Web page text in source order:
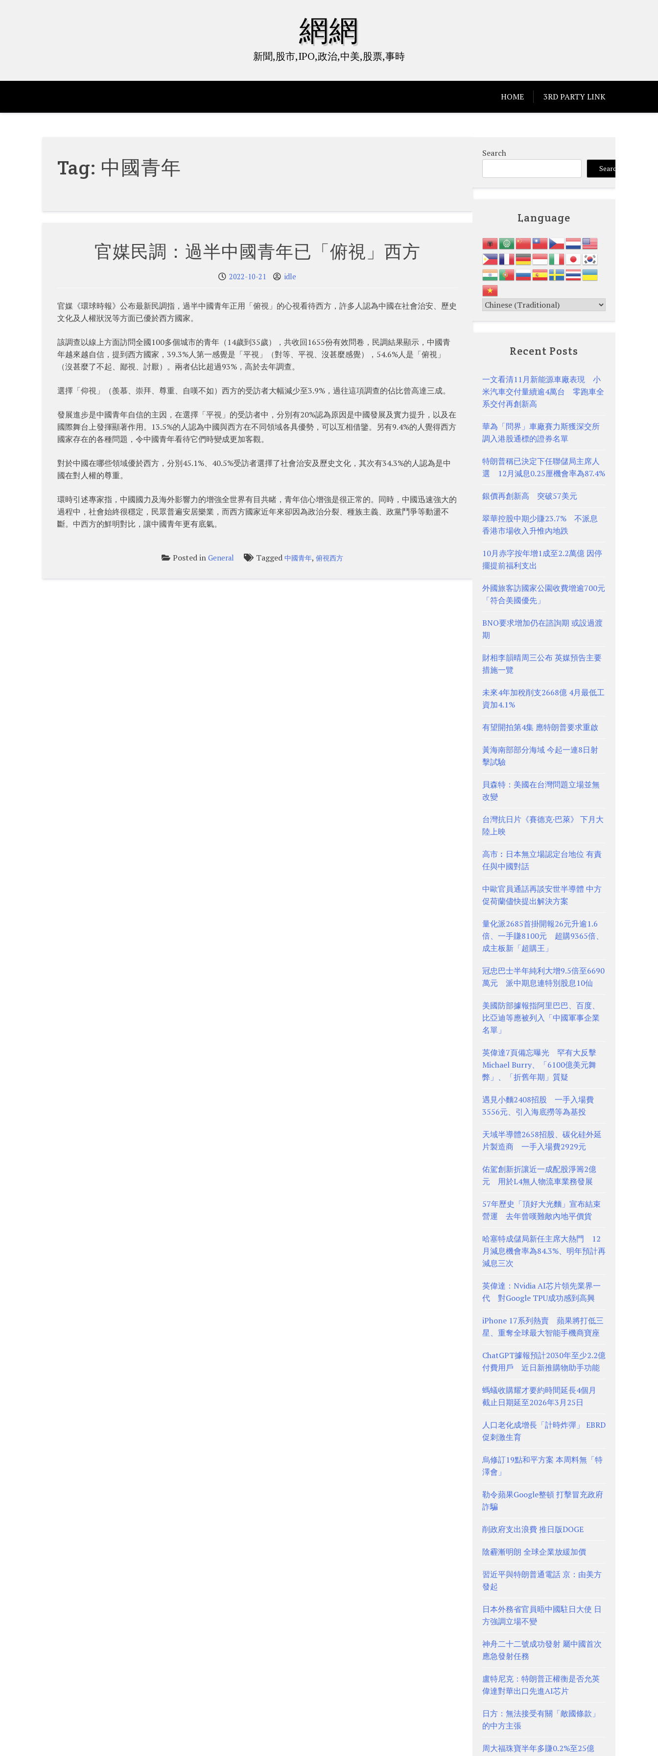
網網
新聞,股市,IPO,政治,中美,股票,事時
HOME 3RD PARTY LINK
Tag: 中國青年
官媒民調：過半中國青年已「俯視」西方
2022-10-21 idle
官媒《環球時報》公布最新民調指，過半中國青年正用「俯視」的心視看待西方，許多人認為中國在社會治安、歷史
文化及人權狀況等方面已優於西方國家。
該調查以線上方面訪問全國100多個城市的青年（14歲到35歲），共收回1655份有效問卷，民調結果顯示，中國青
年越來越自信，提到西方國家，39.3%人第一感覺是「平視」（對等、平視、沒甚麼感覺），54.6%人是「俯視」
（沒甚麼了不起、鄙視、討厭）。兩者佔比超過93%，高於去年調查。
選擇「仰視」（羨慕、崇拜、尊重、自嘆不如）西方的受訪者大幅減少至3.9%，過往這項調查的佔比曾高達三成。
發展進步是中國青年自信的主因，在選擇「平視」的受訪者中，分別有20%認為原因是中國發展及實力提升，以及在
國際舞台上發揮顯著作用。13.5%的人認為中國與西方在不同領域各具優勢，可以互相借鑒。另有9.4%的人覺得西方
國家存在的各種問題，令中國青年看待它們時變成更加客觀。
對於中國在哪些領域優於西方，分別45.1%、40.5%受訪者選擇了社會治安及歷史文化，其次有34.3%的人認為是中
國在對人權的尊重。
環時引述專家指，中國國力及海外影響力的增強全世界有目共睹，青年信心增強是很正常的。同時，中國迅速強大的
過程中，社會始終很穩定，民眾普遍安居樂業，而西方國家近年來卻因為政治分裂、種族主義、政黨鬥爭等動盪不
斷。中西方的鮮明對比，讓中國青年更有底氣。
Posted inGeneral Tagged中國青年,俯視西方
Search
Search
Language
Recent Posts
一文看清11月新能源車廠表現 小
米汽車交付量續逾4萬台 零跑車全
系交付再創新高
華為「問界」車廠賽力斯獲深交所
調入港股通標的證券名單
特朗普稱已決定下任聯儲局主席人
選 12月減息0.25厘機會率為87.4%
銀價再創新高 突破57美元
翠華控股中期少賺23.7% 不派息
香港市場收入升惟內地跌
10月赤字按年增1成至2.2萬億 因停
擺提前福利支出
外國旅客訪國家公園收費增逾700元
「符合美國優先」
BNO要求增加仍在諮詢期 或設過渡
期
財相李韻晴周三公布 英媒預告主要
措施一覽
未來4年加稅削支2668億 4月最低工
資加4.1%
有望開拍第4集 應特朗普要求重啟
黃海南部部分海域 今起一連8日射
擊試驗
貝森特：美國在台灣問題立場並無
改變
台灣抗日片《賽德克·巴萊》 下月大
陸上映
高市︰日本無立場認定台地位 有責
任與中國對話
中歐官員通話再談安世半導體 中方
促荷蘭儘快提出解決方案
量化派2685首掛開報26元升逾1.6
倍、一手賺8100元 超購9365倍、
成主板新「超購王」
冠忠巴士半年純利大增9.5倍至6690
萬元 派中期息連特別股息10仙
美國防部據報指阿里巴巴、百度、
比亞迪等應被列入「中國軍事企業
名單」
英偉達7頁備忘曝光 罕有大反擊
Michael Burry、「6100億美元舞
弊」、「折舊年期」質疑
遇見小麵2408招股 一手入場費
3556元、引入海底撈等為基投
天域半導體2658招股、碳化硅外延
片製造商 一手入場費2929元
佑駕創新折讓近一成配股淨籌2億
元 用於L4無人物流車業務發展
57年歷史「頂好大光麵」宣布結束
營運 去年曾嘆難敵內地平價貨
哈塞特成儲局新任主席大熱門 12
月減息機會率為84.3%、明年預計再
減息三次
英偉達：Nvidia AI芯片領先業界一
代 對Google TPU成功感到高興
iPhone 17系列熱賣 蘋果將打低三
星、重奪全球最大智能手機商寶座
ChatGPT據報預計2030年至少2.2億
付費用戶 近日新推購物助手功能
螞蟻收購耀才要約時間延長4個月
截止日期延至2026年3月25日
人口老化成增長「計時炸彈」 EBRD
促刺激生育
烏修訂19點和平方案 本周料無「特
澤會」
勒令蘋果Google整頓 打擊冒充政府
詐騙
削政府支出浪費 推日版DOGE
陰霾漸明朗 全球企業放緩加價
習近平與特朗普通電話 京：由美方
發起
日本外務省官員晤中國駐日大使 日
方強調立場不變
神舟二十二號成功發射 屬中國首次
應急發射任務
盧特尼克：特朗普正權衡是否允英
偉達對華出口先進AI芯片
日方：無法接受有關「敵國條款」
的中方主張
周大福珠寶半年多賺0.2%至25億